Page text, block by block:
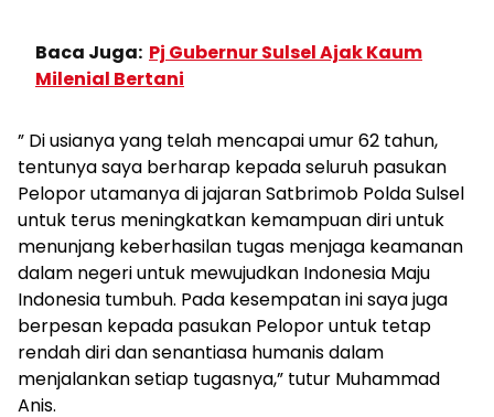
Baca Juga: Pj Gubernur Sulsel Ajak Kaum
Milenial Bertani
” Di usianya yang telah mencapai umur 62 tahun,
tentunya saya berharap kepada seluruh pasukan
Pelopor utamanya di jajaran Satbrimob Polda Sulsel
untuk terus meningkatkan kemampuan diri untuk
menunjang keberhasilan tugas menjaga keamanan
dalam negeri untuk mewujudkan Indonesia Maju
Indonesia tumbuh. Pada kesempatan ini saya juga
berpesan kepada pasukan Pelopor untuk tetap
rendah diri dan senantiasa humanis dalam
menjalankan setiap tugasnya,” tutur Muhammad
Anis.